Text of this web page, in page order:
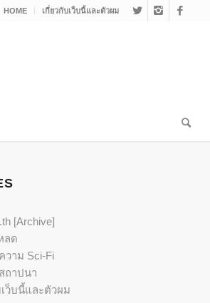
HOME เกี่ยวกับเว็บนี้และตัวผม
[Archive]
ลด
วาม Sci-Fi
ถาปนา
เว็บนี้และตัวผม